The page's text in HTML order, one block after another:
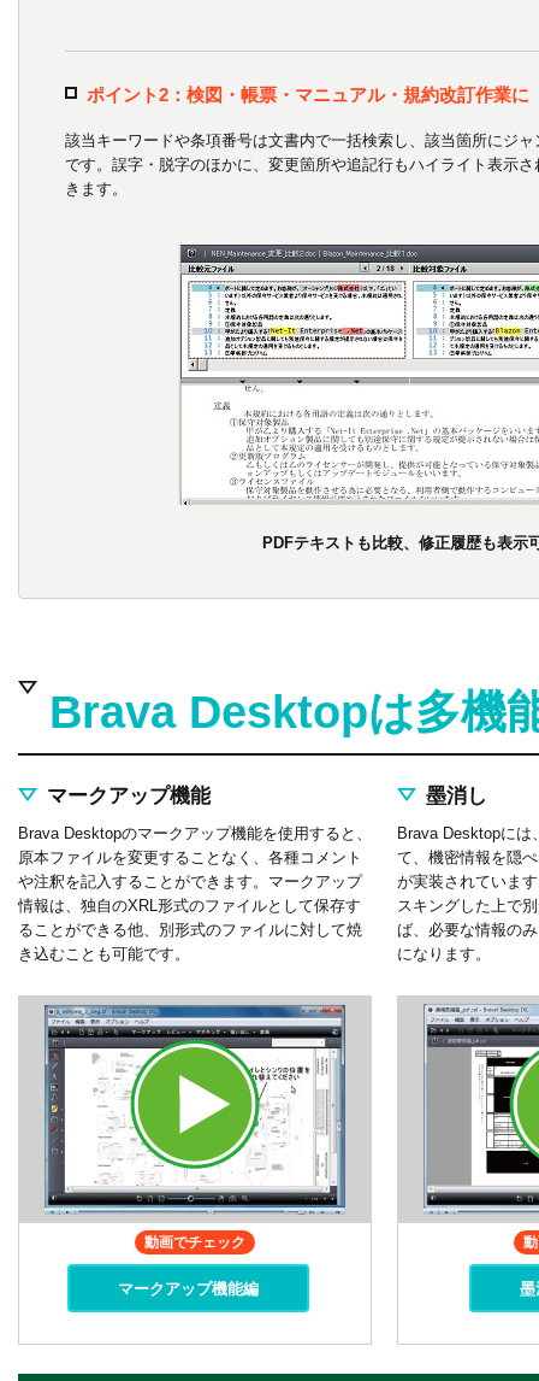
ポイント2：検図・帳票・マニュアル・規約改訂作業に
該当キーワードや条項番号は文書内で一括検索し、該当箇所にジ
です。誤字・脱字のほかに、変更箇所や追記行もハイライト表示
きます。
PDFテキストも比較、修正履歴も表示
Brava Desktopは多機
マークアップ機能
Brava Desktopのマークアップ機能を使用すると、
原本ファイルを変更することなく、各種コメント
や注釈を記入することができます。マークアップ
情報は、独自のXRL形式のファイルとして保存す
ることができる他、別形式のファイルに対して焼
き込むことも可能です。
動画でチェック
マークアップ機能編
墨消し
Brava Desktopには
て、機密情報を隠
が実装されていま
スキングした上で
ば、必要な情報の
になります。
墨